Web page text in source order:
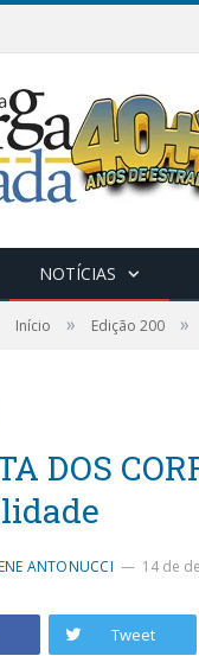
NOTÍCIAS
Início » Edição 200 »
DOS
ANTONUCCI 14 de
Tweet